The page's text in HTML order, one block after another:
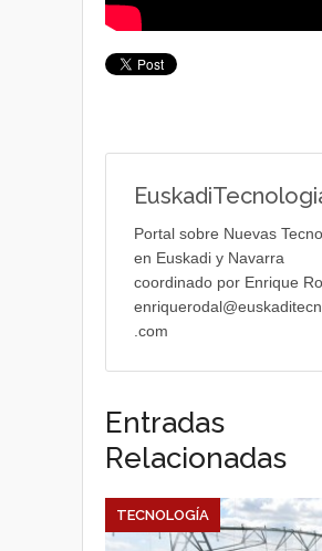
Portal sobre Nuevas
en Euskadi y Navarra
coordinado por Enrique
.com
Entradas
Relacionadas
TECNOLOGÍA